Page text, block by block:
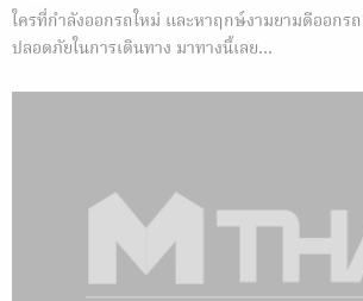
ใครที่กำลังออกรถใหม่ และหาฤกษ์งามยามดีออกร
ปลอดภัยในการเดินทาง มาทางนี้เลย…